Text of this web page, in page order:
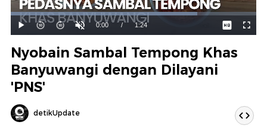
Mainkan
Suara
Hidup
Waktu
ini
0:00 / Durasi
1:24
Dimuat:
75.93%
Nyobain Sambal Tempong Khas
Banyuwangi dengan Dilayani
'PNS'
detikUpdate